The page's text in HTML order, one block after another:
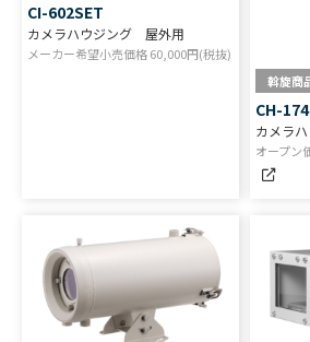
CI-602SET
カメラハウジング 屋外用
メーカー希望小売価格60,000円(税抜)
斡旋商
CH-
カメラ
オープン